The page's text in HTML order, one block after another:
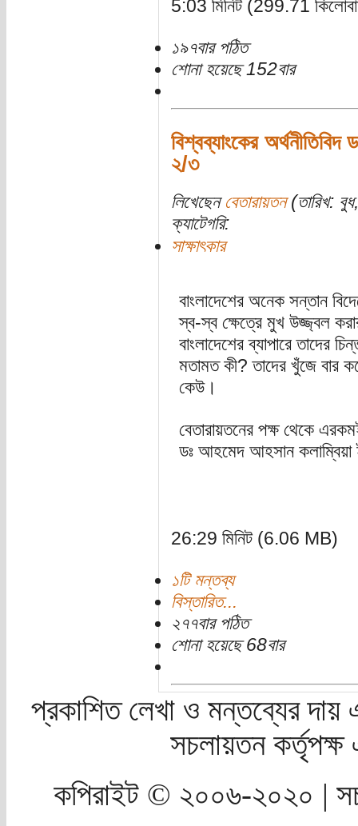
5:03 মিনিট (299.71
১৯৭বার পঠিত
শোনা হয়েছে 152বার
বিশ্বব্যাংকের
২/৩
লিখেছেন বেতারায়তন(তারিখ:
ক্যাটেগরি:
সাক্ষাৎকার
বাংলাদেশের অনেক সন্তান
স্ব-স্ব ক্ষেত্রে মুখ উজ্জ্বল
বাংলাদেশের ব্যাপারে তাদের
মতামত কী? তাদের খুঁজে বার
কেউ।
বেতারায়তনের পক্ষ থেকে
ডঃ আহমেদ আহসান কলাম্বিয়া
26:29 মিনিট (6.06 MB)
১টি মন্তব্য
বিস্তারিত...
২৭৭বার পঠিত
শোনা হয়েছে 68বার
প্রকাশিত লেখা ও মন্তব্যের দায়
সচলায়তন
কপিরাইট © ২০০৬-২০২০ |